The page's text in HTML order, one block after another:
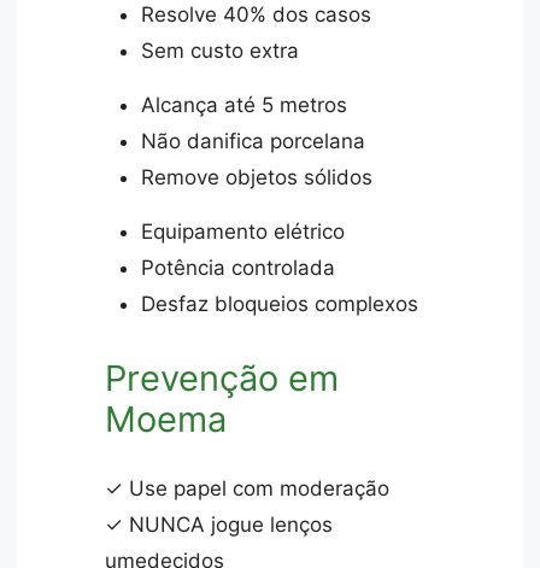
Resolve 40% dos casos
Sem custo extra
Alcança até 5 metros
Não danifica porcelana
Remove objetos sólidos
Equipamento elétrico
Potência controlada
Desfaz bloqueios complexos
Prevenção em
Moema
✓ Use papel com moderação
✓ NUNCA jogue lenços
umedecidos